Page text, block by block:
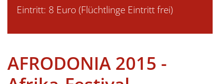
Eintritt: 8 Euro (Flüchtlinge Eintritt frei)
AFRODONIA 2015 -